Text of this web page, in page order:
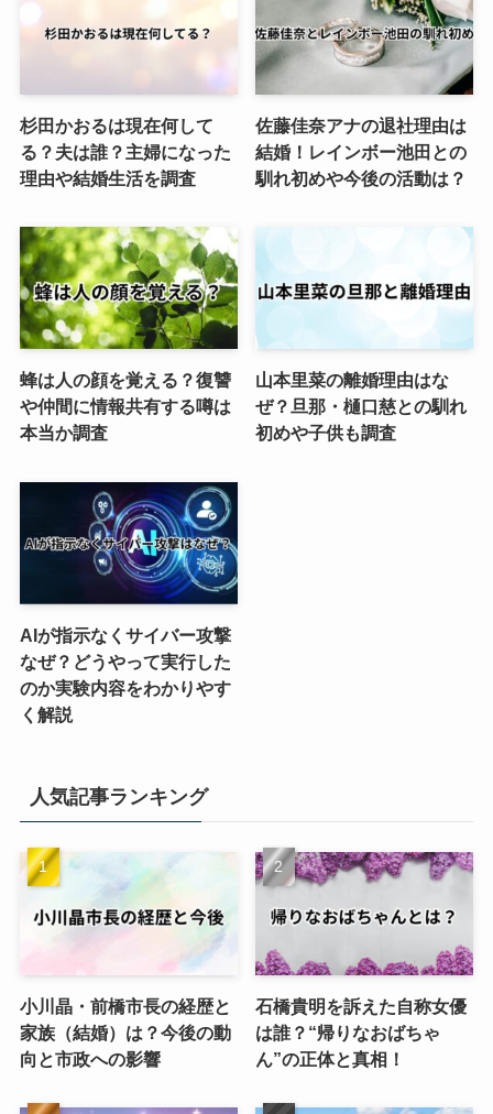
杉田かおるは現在何して
る？夫は誰？主婦になった
理由や結婚生活を調査
佐藤佳奈アナの退社理由は
結婚！レインボー池田との
馴れ初めや今後の活動は？
蜂は人の顔を覚える？復讐
や仲間に情報共有する噂は
本当か調査
山本里菜の離婚理由はな
ぜ？旦那・樋口慈との馴れ
初めや子供も調査
AIが指示なくサイバー攻撃
なぜ？どうやって実行した
のか実験内容をわかりやす
く解説
人気記事ランキング
小川晶・前橋市長の経歴と
家族（結婚）は？今後の動
向と市政への影響
石橋貴明を訴えた自称女優
は誰？“帰りなおばちゃ
ん”の正体と真相！